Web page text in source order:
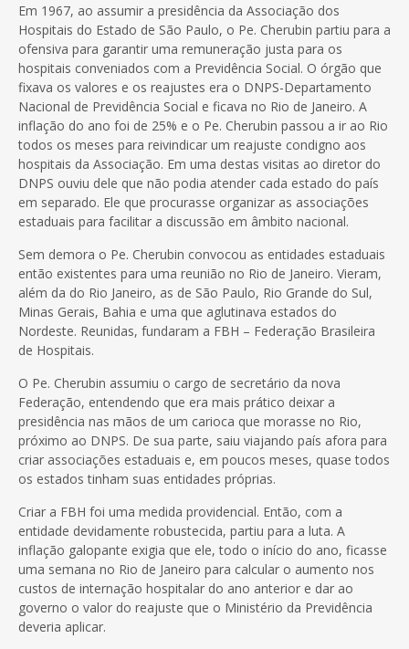
Em 1967, ao assumir a presidência da Associação dos
Hospitais do Estado de São Paulo, o Pe. Cherubin partiu para a
ofensiva para garantir uma remuneração justa para os
hospitais conveniados com a Previdência Social. O órgão que
fixava os valores e os reajustes era o DNPS-Departamento
Nacional de Previdência Social e ficava no Rio de Janeiro. A
inflação do ano foi de 25% e o Pe. Cherubin passou a ir ao Rio
todos os meses para reivindicar um reajuste condigno aos
hospitais da Associação. Em uma destas visitas ao diretor do
DNPS ouviu dele que não podia atender cada estado do país
em separado. Ele que procurasse organizar as associações
estaduais para facilitar a discussão em âmbito nacional.
Sem demora o Pe. Cherubin convocou as entidades estaduais
então existentes para uma reunião no Rio de Janeiro. Vieram,
além da do Rio Janeiro, as de São Paulo, Rio Grande do Sul,
Minas Gerais, Bahia e uma que aglutinava estados do
Nordeste. Reunidas, fundaram a FBH – Federação Brasileira
de Hospitais.
O Pe. Cherubin assumiu o cargo de secretário da nova
Federação, entendendo que era mais prático deixar a
presidência nas mãos de um carioca que morasse no Rio,
próximo ao DNPS. De sua parte, saiu viajando país afora para
criar associações estaduais e, em poucos meses, quase todos
os estados tinham suas entidades próprias.
Criar a FBH foi uma medida providencial. Então, com a
entidade devidamente robustecida, partiu para a luta. A
inflação galopante exigia que ele, todo o início do ano, ficasse
uma semana no Rio de Janeiro para calcular o aumento nos
custos de internação hospitalar do ano anterior e dar ao
governo o valor do reajuste que o Ministério da Previdência
deveria aplicar.